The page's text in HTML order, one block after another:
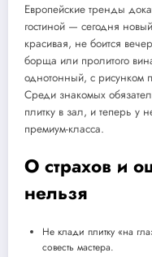
Европейские тренды
гостиной — сегодня
красивая, не боится
борща или пролитого
однотонный, с рисунком
Среди знакомых
плитку в зал, и теперь у
премиум-класса.
О страхов и
нельзя
Не клади плитку «на
совесть мастера.